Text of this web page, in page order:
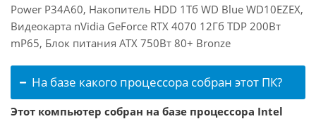
Power P34A60, Накопитель HDD 1Тб WD Blue WD10EZEX,
Видеокарта nVidia GeForce RTX 4070 12Гб TDP 200Вт
mP65, Блок питания ATX 750Вт 80+ Bronze
На базе какого процессора собран этот ПК?
Этот компьютер собран на базе процессора Intel